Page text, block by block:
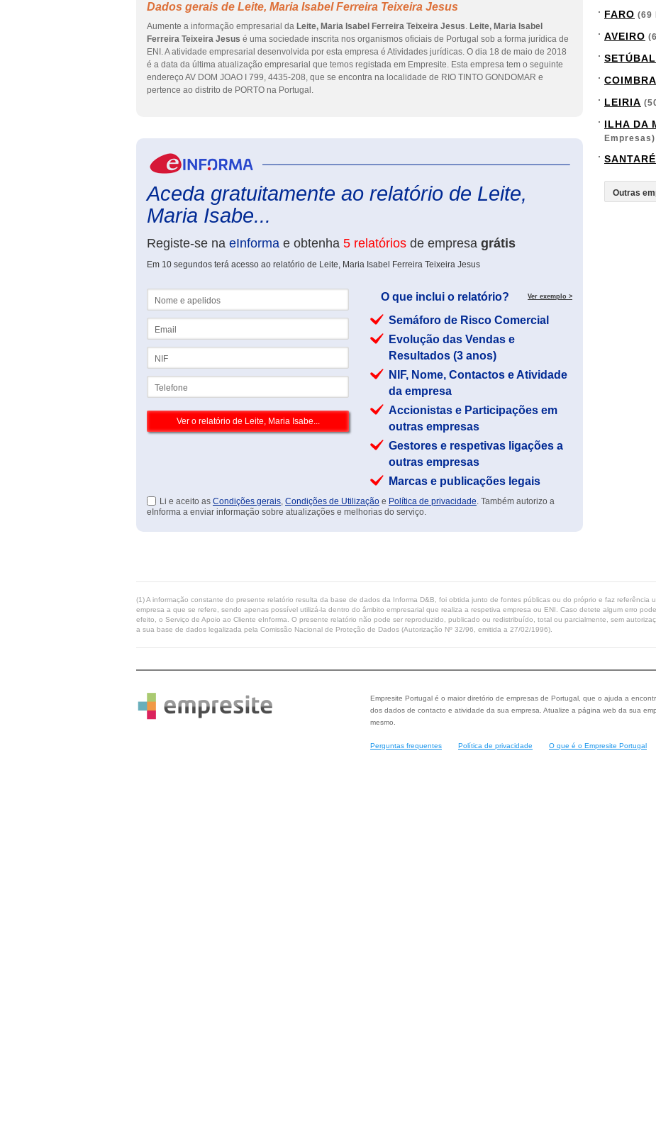
Dados gerais de Leite, Maria Isabel Ferreira Teixeira Jesus
Aumente a informação empresarial da Leite, Maria Isabel Ferreira Teixeira Jesus. Leite, Maria Isabel
Ferreira Teixeira Jesus é uma sociedade inscrita nos organismos oficiais de Portugal sob a forma jurídica de
ENI. A atividade empresarial desenvolvida por esta empresa é Atividades jurídicas. O dia 18 de maio de 2018
é a data da última atualização empresarial que temos registada em Empresite. Esta empresa tem o seguinte
endereço AV DOM JOAO I 799, 4435-208, que se encontra na localidade de RIO TINTO GONDOMAR e
pertence ao distrito de PORTO na Portugal.
eInforma
Aceda gratuitamente ao relatório de Leite,
Maria Isabe...
Registe-se na eInforma e obtenha 5 relatórios de empresa grátis
Em 10 segundos terá acesso ao relatório de Leite, Maria Isabel Ferreira Teixeira Jesus
O que inclui o relatório? Ver exemplo >
Semáforo de Risco Comercial
Evolução das Vendas e
Resultados (3 anos)
NIF, Nome, Contactos e Atividade
da empresa
Accionistas e Participações em
outras empresas
Gestores e respetivas ligações a
outras empresas
Marcas e publicações legais
Li e aceito as Condições gerais, Condições de Utilização e Política de privacidade. Também autorizo a
eInforma a enviar informação sobre atualizações e melhorias do serviço.
FARO (69
AVEIRO
SETÚBAL
COIMBRA
LEIRIA
ILHA DA
Empresas)
(1) A informação constante do presente relatório resulta da base de dados da Informa D&B, foi obtida junto de fontes públicas ou do próprio e faz referência
empresa a que se refere, sendo apenas possível utilizá-la dentro do âmbito empresarial que realiza a respetiva empresa ou ENI. Caso detete algum erro
efeito, o Serviço de Apoio ao Cliente eInforma. O presente relatório não pode ser reproduzido, publicado ou redistribuído, total ou parcialmente, sem
a sua base de dados legalizada pela Comissão Nacional de Proteção de Dados (Autorização Nº 32/96, emitida a 27/02/1996).
Empresite Portugal é o maior diretório de empresas de Portugal, que o ajuda a
dos dados de contacto e atividade da sua empresa. Atualize a página web da sua
mesmo.
Perguntas frequentes Política de privacidade O que é o Empresite Portugal